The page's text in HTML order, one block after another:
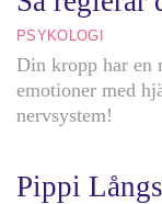
PSYKOLOGI
Din kropp har en
emotioner med
nervsystem!
Pippi